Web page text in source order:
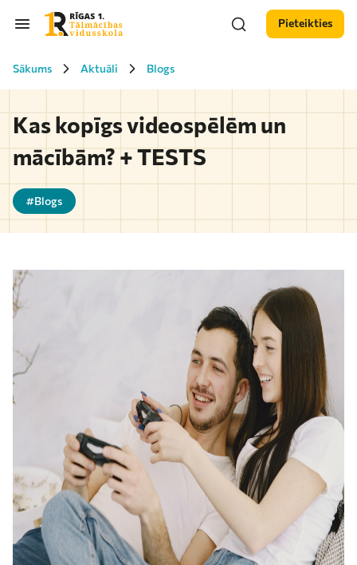
Pieteikties
Sākums Aktuāli Blogs
Kas kopīgs videospēlēm un
mācībām? + TESTS
#Blogs